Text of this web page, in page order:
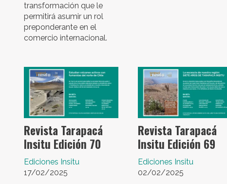
transformación que le
permitirá asumir un rol
preponderante en el
comercio internacional.
Revista Tarapacá
Insitu Edición 70
Ediciones Insitu
17/02/2025
Revista Tarapacá
Insitu Edición 69
Ediciones Insitu
02/02/2025